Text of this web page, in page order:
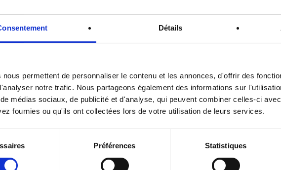
Détails
nous permettent de personnaliser le contenu et les annonces, d'offrir des
notre trafic. Nous partageons également des informations sur
médias sociaux, de publicité et d'analyse, qui peuvent combiner celles-ci
fournies ou qu'ils ont collectées lors de votre utilisation de leurs services.
Préférences Statistiques
Article précédent
d'envergure
nouvel entrepôt
Article